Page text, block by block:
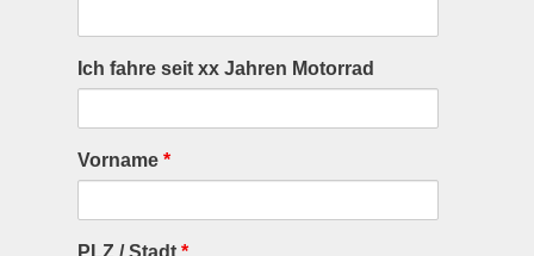
Ich fahre seit xx Jahren Motorrad
Vorname *